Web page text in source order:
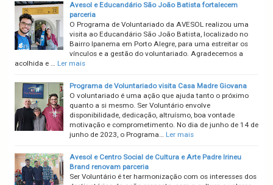
Avesol e Educandário São João Batista fortalecem
parceria
O Programa de Voluntariado da AVESOL realizou uma
visita ao Educandário São João Batista, localizado no
Bairro Ipanema em Porto Alegre, para uma estreitar os
vínculos e a gestão do voluntariado. Agradecemos a
acolhida e … Ler mais
Programa de Voluntariado visita Casa Madre Giovana
O voluntariado é uma ação que ajuda tanto o próximo
quanto a si mesmo. Ser Voluntário envolve
disponibilidade, dedicação, altruísmo, boa vontade
motivação e comprometimento. No dia de junho de 14 de
junho de 2023, o Programa… Ler mais
Avesol e Centro Social de Cultura e Arte Padre Irineu
Brand renovam parceria
Ser Voluntário é ter harmonização com os interesses dos